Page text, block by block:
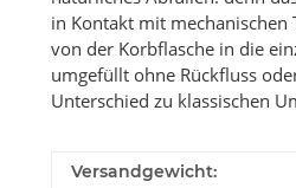
in Kontakt mit
von der Korbflasche in die
umgefüllt ohne Rückfluss
Unterschied zu klassischen
Versandgewicht: